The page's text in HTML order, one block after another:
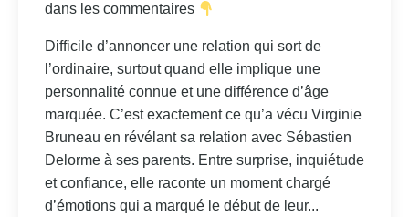
dans les commentaires
Difficile d’annoncer une relation qui sort de
l’ordinaire, surtout quand elle implique une
personnalité connue et une différence d’âge
marquée. C’est exactement ce qu’a vécu Virginie
Bruneau en révélant sa relation avec Sébastien
Delorme à ses parents. Entre surprise, inquiétude
et confiance, elle raconte un moment chargé
d’émotions qui a marqué le début de leur...